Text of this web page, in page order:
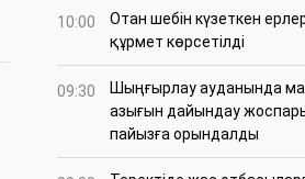
10:00
Отан шебін күзеткен
құрмет көрсетілді
09:30
​Шыңғырлау ауданында
азығын дайындау
пайызға орындалды